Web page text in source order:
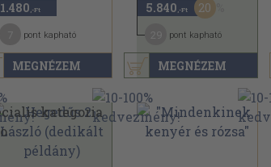
MEGNÉZEM
1.480 ,-Ft
pont kapható
MEGNÉZEM
5.840 ,-Ft 20
pont kapható